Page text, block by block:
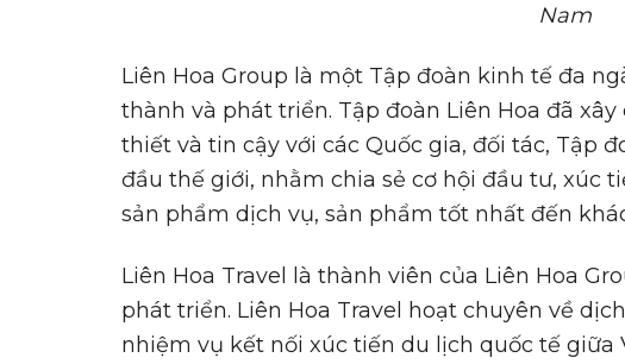
Nam
Liên Hoa Group là một Tập đoàn kinh tế đa
thành và phát triển. Tập đoàn Liên Hoa đã
thiết và tin cậy với các Quốc gia, đối tác, Tập
đầu thế giới, nhằm chia sẻ cơ hội đầu tư, xúc
sản phẩm dịch vụ, sản phẩm tốt nhất đến
Liên Hoa Travel là thành viên của Liên Hoa
phát triển. Liên Hoa Travel hoạt chuyên về
nhiệm vụ kết nối xúc tiến du lịch quốc tế giữa